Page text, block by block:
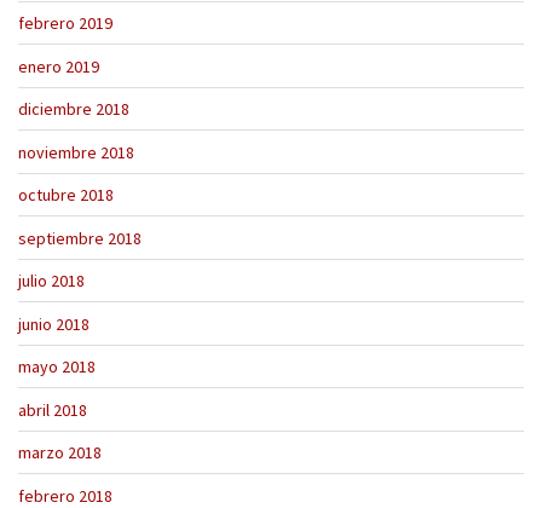
febrero 2019
enero 2019
diciembre 2018
noviembre 2018
octubre 2018
septiembre 2018
julio 2018
junio 2018
mayo 2018
abril 2018
marzo 2018
febrero 2018